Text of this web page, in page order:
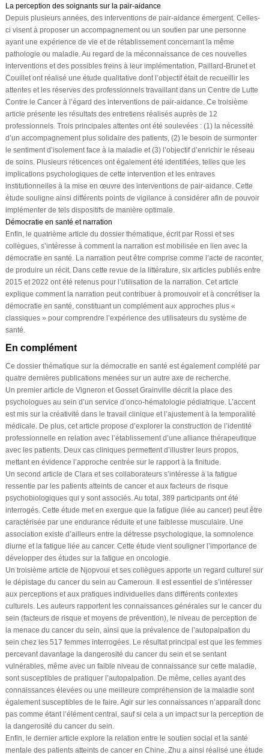
La perception des soignants sur la pair-aidance
Depuis plusieurs années, des interventions de pair-aidance émergent. Celles-
ci visent à proposer un accompagnement ou un soutien par une personne
ayant une expérience de vie et de rétablissement concernant la même
pathologie ou maladie. Au regard de la méconnaissance de ces nouvelles
interventions et des possibles freins à leur implémentation, Paillard-Brunet et
Couillet ont réalisé une étude qualitative dont l’objectif était de recueillir les
attentes et les réserves des professionnels travaillant dans un Centre de Lutte
Contre le Cancer à l’égard des interventions de pair-aidance. Ce troisième
article présente les résultats des entretiens réalisés auprès de 12
professionnels. Trois principales attentes ont été soulevées : (1) la nécessité
d’un accompagnement plus solidaire des patients, (2) le besoin de surmonter
le sentiment d’isolement face à la maladie et (3) l’objectif d’enrichir le réseau
de soins. Plusieurs réticences ont également été identifiées, telles que les
implications psychologiques de cette intervention et les entraves
institutionnelles à la mise en œuvre des interventions de pair-aidance. Cette
étude souligne ainsi différents points de vigilance à considérer afin de pouvoir
implémenter de tels dispositifs de manière optimale.
Démocratie en santé et narration
Enfin, le quatrième article du dossier thématique, écrit par Rossi et ses
collègues, s’intéresse à comment la narration est mobilisée en lien avec la
démocratie en santé. La narration peut être comprise comme l’acte de raconter,
de produire un récit. Dans cette revue de la littérature, six articles publiés entre
2015 et 2022 ont été retenus pour l’utilisation de la narration. Cet article
explique comment la narration peut contribuer à promouvoir et à concrétiser la
démocratie en santé, constituant un complément aux approches plus «
classiques » pour comprendre l’expérience des utilisateurs du système de
santé.
En complément
Ce dossier thématique sur la démocratie en santé est également complété par
quatre dernières publications menées sur un autre axe de recherche.
Un premier article de Vigneron et Gosset Grainville décrit la place des
psychologues au sein d’un service d’onco-hématologie pédiatrique. L’accent
est mis sur la créativité dans le travail clinique et l’ajustement à la temporalité
médicale. De plus, cet article propose d’explorer la construction de l’identité
professionnelle en relation avec l’établissement d’une alliance thérapeutique
avec les patients. Deux cas cliniques permettent d’illustrer leurs propos,
mettant en évidence l’approche centrée sur le rapport à la finitude.
Un second article de Clara et ses collaborateurs s’intéresse à la fatigue
ressentie par les patients atteints de cancer et aux facteurs de risque
psychobiologiques qui y sont associés. Au total, 389 participants ont été
interrogés. Cette étude met en exergue que la fatigue (liée au cancer) peut être
caractérisée par une endurance réduite et une faiblesse musculaire. Une
association existe d’ailleurs entre la détresse psychologique, la somnolence
diurne et la fatigue liée au cancer. Cette étude vient souligner l’importance de
développer des études sur la fatigue en oncologie.
Un troisième article de Njopvoui et ses collègues apporte un regard culturel sur
le dépistage du cancer du sein au Cameroun. Il est essentiel de s’intéresser
aux perceptions et aux pratiques individuelles dans différents contextes
culturels. Les auteurs rapportent les connaissances générales sur le cancer du
sein (facteurs de risque et moyens de prévention), le niveau de perception de
la menace du cancer du sein, ainsi que la prévalence de l’autopalpation du
sein chez les 517 femmes interrogées. Le résultat principal est que les femmes
percevant davantage la dangerosité du cancer du sein et se sentant
vulnérables, même avec un faible niveau de connaissance sur cette maladie,
sont susceptibles de pratiquer l’autopalpation. De même, celles ayant des
connaissances élevées ou une meilleure compréhension de la maladie sont
également susceptibles de le faire. Agir sur les connaissances n’apparaît donc
pas comme étant l’élément central, sauf si cela a un impact sur la perception de
la dangerosité du cancer du sein.
Enfin, le dernier article explore la relation entre le soutien social et la santé
mentale des patients atteints de cancer en Chine. Zhu a ainsi réalisé une étude